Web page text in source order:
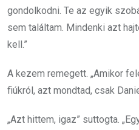
gondolkodni. Te az egyik
sem találtam. Mindenki azt
kell.”
A kezem remegett. „Amikor
fiúkról, azt mondtad, csak
„Azt hittem, igaz” suttogta.